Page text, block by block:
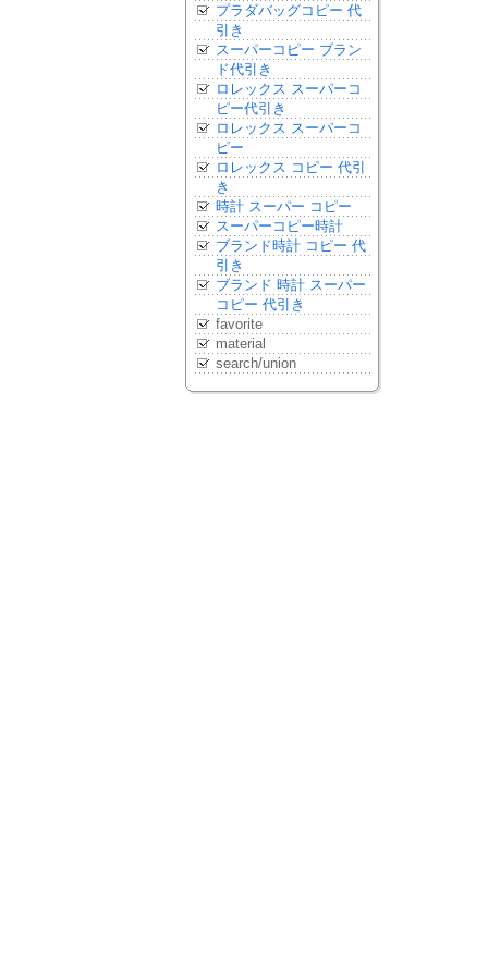
プラダバッグコピー 代
引き
スーパーコピー ブラン
ド代引き
ロレックス スーパーコ
ピー代引き
ロレックス スーパーコ
ピー
ロレックス コピー 代引
き
時計 スーパー コピー
スーパーコピー時計
ブランド時計 コピー 代
引き
ブランド 時計 スーパー
コピー 代引き
favorite
material
search/union